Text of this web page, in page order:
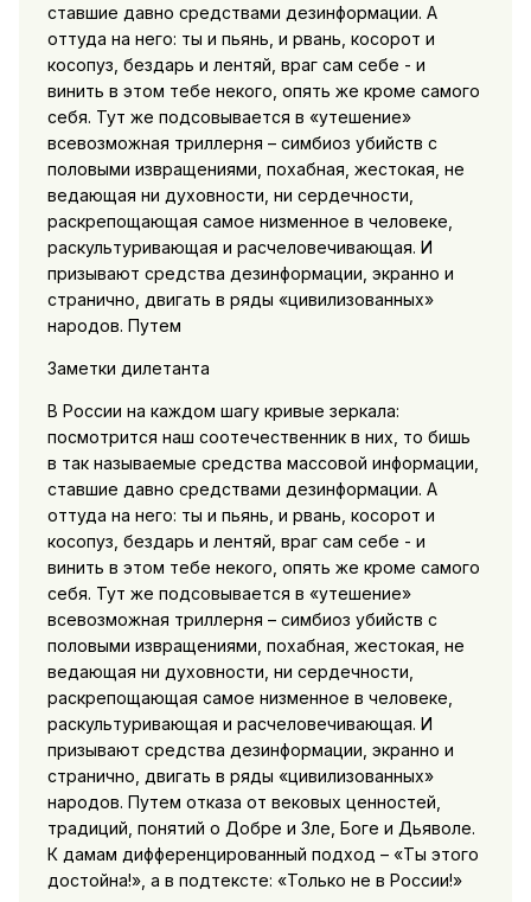
ставшие давно средствами дезинформации. А
оттуда на него: ты и пьянь, и рвань, косорот и
косопуз, бездарь и лентяй, враг сам себе - и
винить в этом тебе некого, опять же кроме самого
себя. Тут же подсовывается в «утешение»
всевозможная триллерня – симбиоз убийств с
половыми извращениями, похабная, жестокая, не
ведающая ни духовности, ни сердечности,
раскрепощающая самое низменное в человеке,
раскультуривающая и расчеловечивающая. И
призывают средства дезинформации, экранно и
странично, двигать в ряды «цивилизованных»
народов. Путем
Заметки дилетанта
В России на каждом шагу кривые зеркала:
посмотрится наш соотечественник в них, то бишь
в так называемые средства массовой информации,
ставшие давно средствами дезинформации. А
оттуда на него: ты и пьянь, и рвань, косорот и
косопуз, бездарь и лентяй, враг сам себе - и
винить в этом тебе некого, опять же кроме самого
себя. Тут же подсовывается в «утешение»
всевозможная триллерня – симбиоз убийств с
половыми извращениями, похабная, жестокая, не
ведающая ни духовности, ни сердечности,
раскрепощающая самое низменное в человеке,
раскультуривающая и расчеловечивающая. И
призывают средства дезинформации, экранно и
странично, двигать в ряды «цивилизованных»
народов. Путем отказа от вековых ценностей,
традиций, понятий о Добре и Зле, Боге и Дьяволе.
К дамам дифференцированный подход – «Ты этого
достойна!», а в подтексте: «Только не в России!»